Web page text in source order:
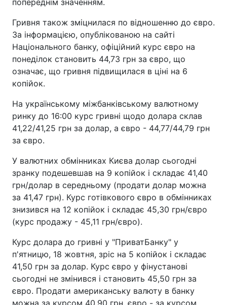
попереднім значенням.
Гривня також зміцнилася по відношенню до євро.
За інформацією, опублікованою на сайті
Національного банку, офіційний курс євро на
понеділок становить 44,73 грн за євро, що
означає, що гривня підвищилася в ціні на 6
копійок.
На українському міжбанківському валютному
ринку до 16:00 курс гривні щодо долара склав
41,22/41,25 грн за долар, а євро - 44,77/44,79 грн
за євро.
У валютних обмінниках Києва долар сьогодні
зранку подешевшав на 9 копійок і складає 41,40
грн/долар в середньому (продати долар можна
за 41,47 грн). Курс готівкового євро в обмінниках
знизився на 12 копійок і складає 45,30 грн/євро
(курс продажу - 45,11 грн/євро).
Курс долара до гривні у "ПриватБанку" у
п'ятницю, 18 жовтня, зріс на 5 копійок і складає
41,50 грн за долар. Курс євро у фінустанові
сьогодні не змінився і становить 45,50 грн за
євро. Продати американську валюту в банку
можна за курсом 40,90 грн, євро - за курсом